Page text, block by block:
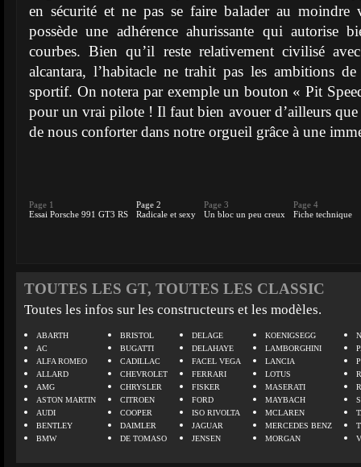
en sécurité et ne pas se faire balader au
possède une adhérence ahurissante qui autorise
courbes. Bien qu’il reste relativement civilisé
alcantara, l’habitacle ne trahit pas les ambitions
sportif. On notera par exemple un bouton « Pit
pour un vrai pilote ! Il faut bien avouer d’ailleurs que
de nous conforter dans notre orgueil grâce à une
Page 1
Essai Porsche 991 GT3 RS
Page 2
Radicale et sexy
Page 3
Un bloc un peu creux
Page 4
Fiche technique
TOUTES LES GT, TOUTES LES CLASSIC
Toutes les infos sur les constructeurs et les modèles.
ABARTH
AC
ALFA ROMEO
ALLARD
AMG
ASTON MARTIN
AUDI
BENTLEY
BMW
BRISTOL
BUGATTI
CADILLAC
CHEVROLET
CHRYSLER
CITROEN
COOPER
DAIMLER
DE TOMASO
DELAGE
DELAHAYE
FACEL VEGA
FERRARI
FISKER
FORD
ISO RIVOLTA
JAGUAR
JENSEN
KOENIGSEGG
LAMBORGHINI
LANCIA
LOTUS
MASERATI
MAYBACH
MCLAREN
MERCEDES BENZ
MORGAN